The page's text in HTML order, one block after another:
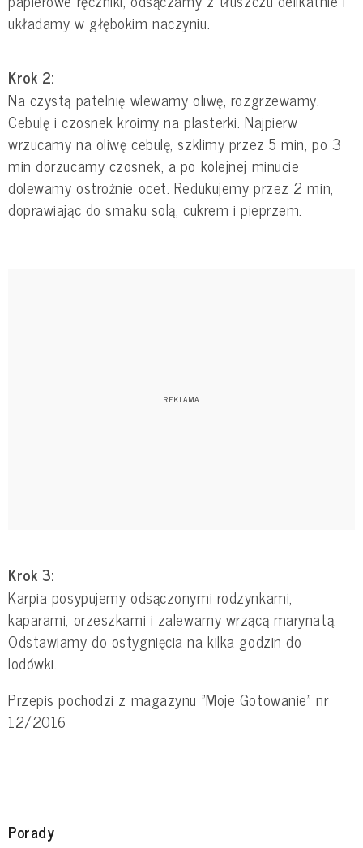
układamy w głębokim naczyniu.
Krok 2:
Na czystą patelnię wlewamy oliwę, rozgrzewamy.
Cebulę i czosnek kroimy na plasterki. Najpierw
wrzucamy na oliwę cebulę, szklimy przez 5 min, po 3
min dorzucamy czosnek, a po kolejnej minucie
dolewamy ostrożnie ocet. Redukujemy przez 2 min,
doprawiając do smaku solą, cukrem i pieprzem.
Krok 3:
Karpia posypujemy odsączonymi rodzynkami,
kaparami, orzeszkami i zalewamy wrzącą marynatą.
Odstawiamy do ostygnięcia na kilka godzin do
lodówki.
Przepis pochodzi z magazynu "Moje Gotowanie" nr
12/2016
Porady